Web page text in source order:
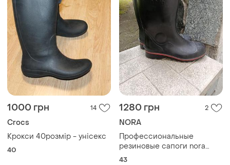
1000 грн 14
Crocs
Крокси 40розмір - унісекс
40
1280 грн 2
NORA
Профессиональные
резиновые сапоги nora
(made in germany), размер
43